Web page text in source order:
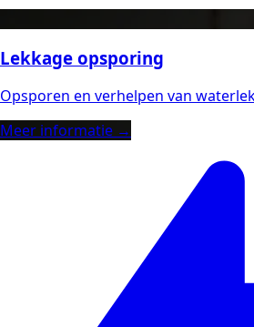
Lekkage opsporing
Opsporen en verhelpen van
Meer informatie →